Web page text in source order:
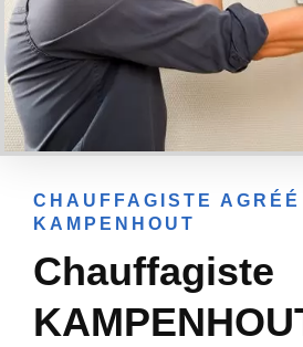
CHAUFFAGISTE
KAMPENHOUT
Chauffagiste